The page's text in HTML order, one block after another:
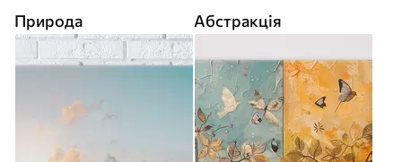
Природа Абстракція